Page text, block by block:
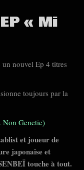
« Mi
un nouvel Ep 4 titres
toujours par la
Non Genetic)
et joueur de
japonaise et
touche à tout.